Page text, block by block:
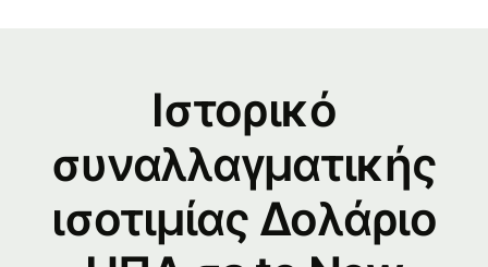
Ιστορικό
συναλλαγματικής
ισοτιμίας Δολάριο